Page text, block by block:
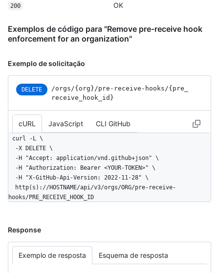
200 OK
Exemplos de código para "Remove pre-receive hook
enforcement for an organization"
Exemplo de solicitação
DELETE /orgs /{org} /pre-receive-hooks /{pre_
receive_
hook_ id}
cURL JavaScript CLI GitHub
curl -L \
hooks/PRE_RECEIVE_HOOK_ID
Response
Exemplo de resposta Esquema de resposta